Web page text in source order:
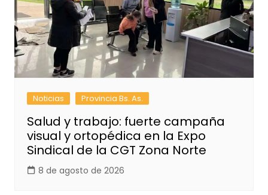
Noticias Provincia Bs. As.
Salud y trabajo: fuerte campaña
visual y ortopédica en la Expo
Sindical de la CGT Zona Norte
8 de agosto de 2026